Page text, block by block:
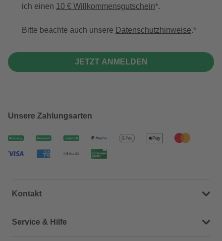
ich einen 10 € Willkommensgutschein*.
Bitte beachte auch unsere Datenschutzhinweise.
JETZT ANMELDEN
Unsere Zahlungsarten
Kontakt
Dein Kontakt zu uns
Service & Hilfe